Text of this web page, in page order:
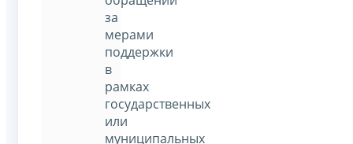
за
мерами
поддержки
в
рамках
государственных
или
муниципальных